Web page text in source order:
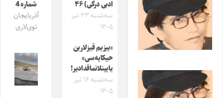
ادبی درگی) ۴۶
سه‌شنبه ۲۳ تیر
۱۴۰۵
«بیزیم قیزلارین
حیکایه‌سی»
یایینلانماقدادیر!
سه‌شنبه ۱۶ تیر
۱۴۰۵
شماره 4
آذربایجان
توی‌لاری